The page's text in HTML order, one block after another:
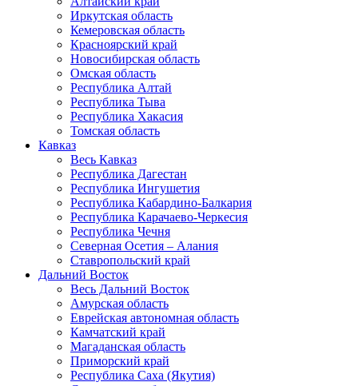
Иркутская область
Кемеровская область
Красноярский край
Новосибирская область
Омская область
Республика Алтай
Республика Тыва
Республика Хакасия
Томская область
Кавказ
Весь Кавказ
Республика Дагестан
Республика Ингушетия
Республика Кабардино-Балкария
Республика Карачаево-Черкесия
Республика Чечня
Северная Осетия – Алания
Ставропольский край
Дальний Восток
Весь Дальний Восток
Амурская область
Еврейская автономная область
Камчатский край
Магаданская область
Приморский край
Республика Саха (Якутия)